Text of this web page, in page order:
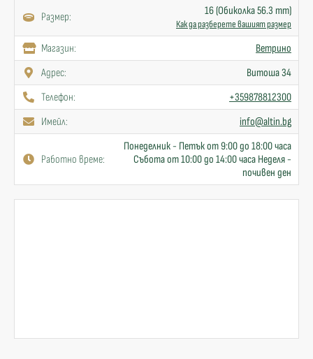
Размер: 16 (Обиколка 56.3 mm)
Как да разберете вашият размер
Mагазин:
Ветрино
Адрес:
Витоша 34
Телефон:
+359878812300
Имейл:
info@altin.bg
Работно време:
Понеделник - Петък от 9:00 до 18:00 часа
Събота от 10:00 до 14:00 часа Неделя -
почивен ден